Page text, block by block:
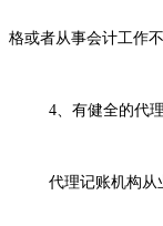
格或者从事会计工作
4、有健全的代
代理记账机构从